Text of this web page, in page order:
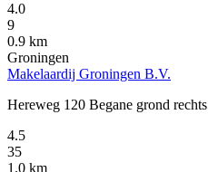
4.0
9
0.9 km
Groningen
Makelaardij Groningen B.V.
Hereweg 120 Begane grond rechts
4.5
35
1.0 km